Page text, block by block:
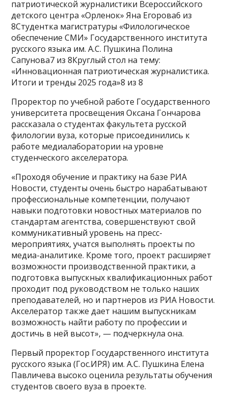
патриотической журналистики Всероссийского
детского центра «Орленок» Яна Егорова6 из
8Студентка магистратуры «Филологическое
обеспечение СМИ» Государственного института
русского языка им. А.С. Пушкина Полина
Сапунова7 из 8Круглый стол на тему:
«Инновационная патриотическая журналистика.
Итоги и тренды 2025 года»8 из 8
Проректор по учебной работе Государственного
университета просвещения Оксана Гончарова
рассказала о студентах факультета русской
филологии вуза, которые присоединились к
работе медиалаборатории на уровне
студенческого акселератора.
«Проходя обучение и практику на базе РИА
Новости, студенты очень быстро нарабатывают
профессиональные компетенции, получают
навыки подготовки новостных материалов по
стандартам агентства, совершенствуют свой
коммуникативный уровень на пресс-
мероприятиях, учатся выполнять проекты по
медиа-аналитике. Кроме того, проект расширяет
возможности производственной практики, а
подготовка выпускных квалификационных работ
проходит под руководством не только наших
преподавателей, но и партнеров из РИА Новости.
Акселератор также дает нашим выпускникам
возможность найти работу по профессии и
достичь в ней высот», — подчеркнула она.
Первый проректор Государственного института
русского языка (Гос.ИРЯ) им. А.С. Пушкина Елена
Павличева высоко оценила результаты обучения
студентов своего вуза в проекте.